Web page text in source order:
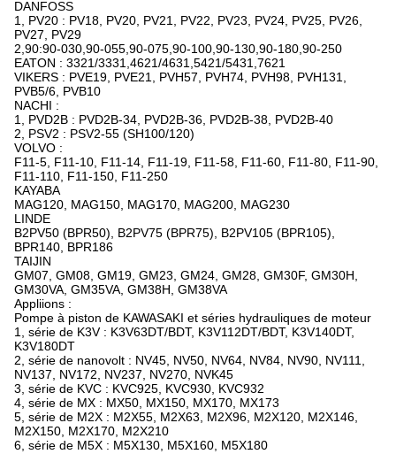
DANFOSS
1, PV20 : PV18, PV20, PV21, PV22, PV23, PV24, PV25, PV26,
PV27, PV29
2,90:90-030,90-055,90-075,90-100,90-130,90-180,90-250
EATON : 3321/3331,4621/4631,5421/5431,7621
VIKERS : PVE19, PVE21, PVH57, PVH74, PVH98, PVH131,
PVB5/6, PVB10
NACHI :
1, PVD2B : PVD2B-34, PVD2B-36, PVD2B-38, PVD2B-40
2, PSV2 : PSV2-55 (SH100/120)
VOLVO :
F11-5, F11-10, F11-14, F11-19, F11-58, F11-60, F11-80, F11-90,
F11-110, F11-150, F11-250
KAYABA
MAG120, MAG150, MAG170, MAG200, MAG230
LINDE
B2PV50 (BPR50), B2PV75 (BPR75), B2PV105 (BPR105),
BPR140, BPR186
TAIJIN
GM07, GM08, GM19, GM23, GM24, GM28, GM30F, GM30H,
GM30VA, GM35VA, GM38H, GM38VA
Appliions :
Pompe à piston de KAWASAKI et séries hydrauliques de moteur
1, série de K3V : K3V63DT/BDT, K3V112DT/BDT, K3V140DT,
K3V180DT
2, série de nanovolt : NV45, NV50, NV64, NV84, NV90, NV111,
NV137, NV172, NV237, NV270, NVK45
3, série de KVC : KVC925, KVC930, KVC932
4, série de MX : MX50, MX150, MX170, MX173
5, série de M2X : M2X55, M2X63, M2X96, M2X120, M2X146,
M2X150, M2X170, M2X210
6, série de M5X : M5X130, M5X160, M5X180